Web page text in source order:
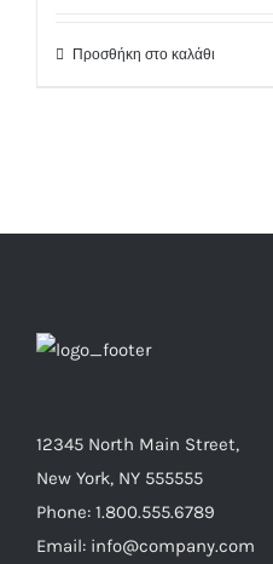
Προσθήκη στο καλάθι
12345 North Main Street,
New York, NY 555555
Phone: 1.800.555.6789
Email: info@company.com